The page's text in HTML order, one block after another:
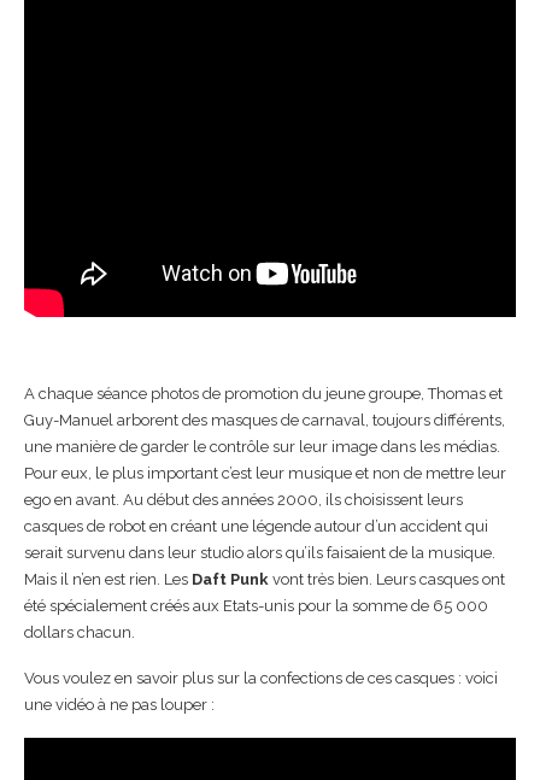
A chaque séance photos de promotion du jeune groupe, Thomas et
Guy-Manuel arborent des masques de carnaval, toujours différents,
une manière de garder le contrôle sur leur image dans les médias.
Pour eux, le plus important c’est leur musique et non de mettre leur
ego en avant. Au début des années 2000, ils choisissent leurs
casques de robot en créant une légende autour d’un accident qui
serait survenu dans leur studio alors qu’ils faisaient de la musique.
Mais il n’en est rien. Les Daft Punk vont très bien. Leurs casques ont
été spécialement créés aux Etats-unis pour la somme de 65 000
dollars chacun.
Vous voulez en savoir plus sur la confections de ces casques : voici
une vidéo à ne pas louper :